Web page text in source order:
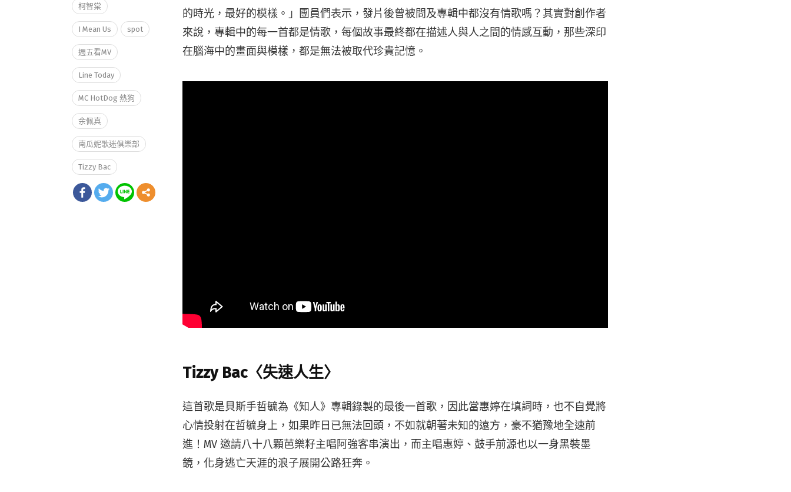
的時光，最好的模樣。」團員們表示，發片後曾被問及專輯中都沒有情歌嗎？其實對創作者
來說，專輯中的每一首都是情歌，每個故事最終都在描述人與人之間的情感互動，那些深印
在腦海中的畫面與模樣，都是無法被取代珍貴記憶。
Tizzy Bac〈失速人生〉
這首歌是貝斯手哲毓為《知人》專輯錄製的最後一首歌，因此當惠婷在填詞時，也不自覺將
心情投射在哲毓身上，如果昨日已無法回頭，不如就朝著未知的遠方，豪不猶豫地全速前
進！MV 邀請八十八顆芭樂籽主唱阿強客串演出，而主唱惠婷、鼓手前源也以一身黑裝墨
鏡，化身逃亡天涯的浪子展開公路狂奔。
柯智棠
I Mean Us spot
週五看MV
Line Today
MC HotDog 熱狗
余佩真
南瓜妮歌迷俱樂部
Tizzy Bac